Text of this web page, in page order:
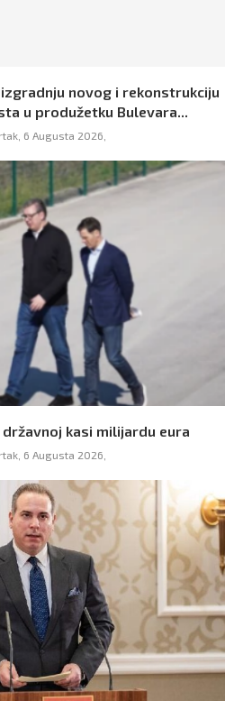
novog i rekonstrukciju
u produžetku Bulevara...
6 Augusta 2026,
državnoj kasi milijardu eura
6 Augusta 2026,